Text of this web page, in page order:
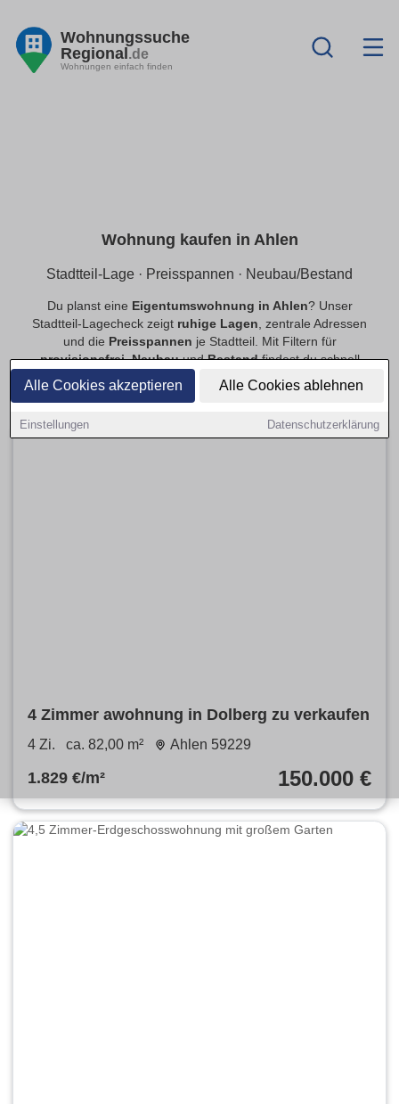
Alle Cookies akzeptieren Alle Cookies ablehnen
Einstellungen Datenschutzerklärung
Wohnungssuche
Regional.de
Wohnungen einfach finden
Wohnung kaufen in Ahlen
Stadtteil-Lage · Preisspannen · Neubau/Bestand
Du planst eine Eigentumswohnung in Ahlen? Unser
Stadtteil-Lagecheck zeigt ruhige Lagen , zentrale Adressen
und die Preisspannen je Stadtteil. Mit Filtern für
provisionsfrei,NeubauundBestandfindest du schnell
passende Angebote.
4 Zimmer awohnung in Dolberg zu verkaufen
4 Zi. ca. 82,00 m² Ahlen 59229
1.829 €/m² 150.000 €